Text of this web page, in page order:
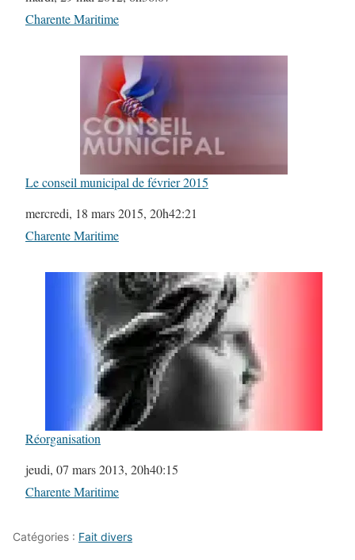
Par rapport à
Charente Maritime
Le conseil municipal de février 2015
Date
mercredi, 18 mars 2015, 20h42:21
Par rapport à
Charente Maritime
Réorganisation
Date
jeudi, 07 mars 2013, 20h40:15
Par rapport à
Charente Maritime
Catégories : Fait divers